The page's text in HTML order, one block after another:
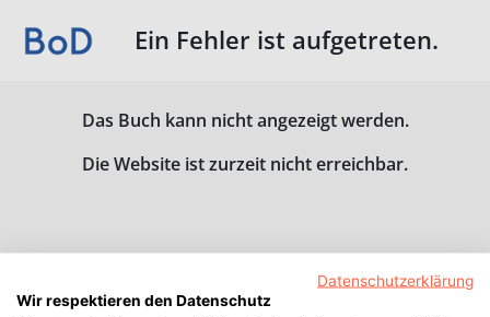
Ein Fehler ist aufgetreten.
Das Buch kann nicht angezeigt werden.
Die Website ist zurzeit nicht erreichbar.
Datenschutzerklärung
Wir respektieren den Datenschutz